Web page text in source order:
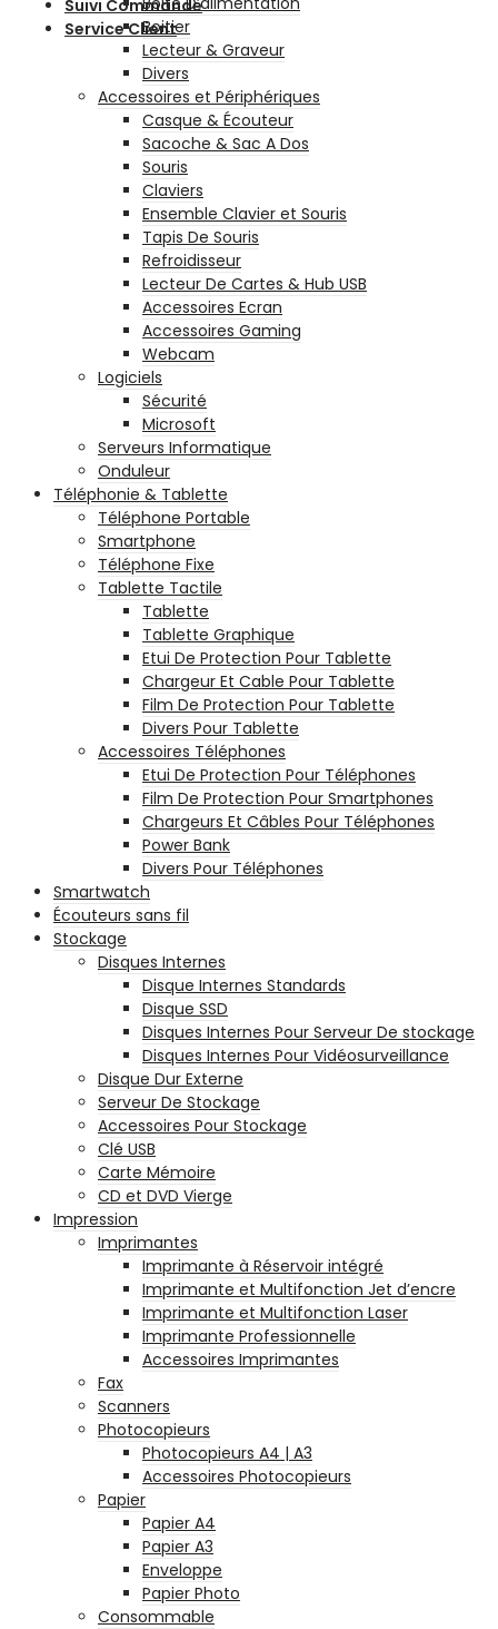
Suivi Commande
Service Client
Boitier
Lecteur & Graveur
Divers
Accessoires et Périphériques
Casque & Écouteur
Sacoche & Sac A Dos
Souris
Claviers
Ensemble Clavier et Souris
Tapis De Souris
Refroidisseur
Lecteur De Cartes & Hub USB
Accessoires Ecran
Accessoires Gaming
Webcam
Logiciels
Sécurité
Microsoft
Serveurs Informatique
Onduleur
Téléphonie & Tablette
Téléphone Portable
Smartphone
Téléphone Fixe
Tablette Tactile
Tablette
Tablette Graphique
Etui De Protection Pour Tablette
Chargeur Et Cable Pour Tablette
Film De Protection Pour Tablette
Divers Pour Tablette
Accessoires Téléphones
Etui De Protection Pour Téléphones
Film De Protection Pour Smartphones
Chargeurs Et Câbles Pour Téléphones
Power Bank
Divers Pour Téléphones
Smartwatch
Écouteurs sans fil
Stockage
Disques Internes
Disque Internes Standards
Disque SSD
Disques Internes Pour Serveur De stockage
Disques Internes Pour Vidéosurveillance
Disque Dur Externe
Serveur De Stockage
Accessoires Pour Stockage
Clé USB
Carte Mémoire
CD et DVD Vierge
Impression
Imprimantes
Imprimante à Réservoir intégré
Imprimante et Multifonction Jet d’encre
Imprimante et Multifonction Laser
Imprimante Professionnelle
Accessoires Imprimantes
Fax
Scanners
Photocopieurs
Photocopieurs A4 | A3
Accessoires Photocopieurs
Papier
Papier A4
Papier A3
Enveloppe
Papier Photo
Consommable